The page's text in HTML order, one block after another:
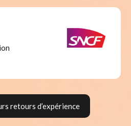
retours d’expérience